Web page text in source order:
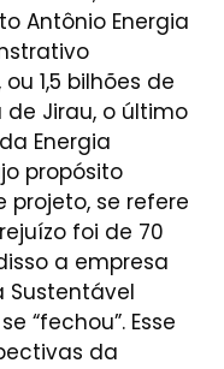
Antônio Energia
1,5 bilhões de
de Jirau, o último
Energia
propósito
se refere
foi de 70
a empresa
Sustentável
“fechou”. Esse
da